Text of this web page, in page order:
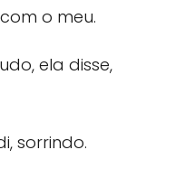
o meu.
ela disse,
sorrindo.